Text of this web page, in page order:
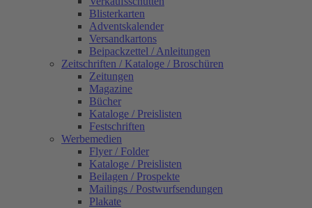
Blisterkarten
Adventskalender
Versandkartons
Beipackzettel / Anleitungen
Zeitschriften / Kataloge / Broschüren
Zeitungen
Magazine
Bücher
Kataloge / Preislisten
Festschriften
Werbemedien
Flyer / Folder
Kataloge / Preislisten
Beilagen / Prospekte
Mailings / Postwurfsendungen
Plakate